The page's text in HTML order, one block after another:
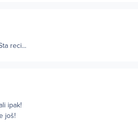
reci...
ipak!
još!